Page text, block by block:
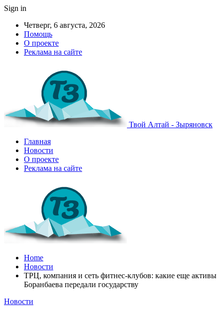
Sign in
Четверг, 6 августа, 2026
Помощь
О проекте
Реклама на сайте
Твой Алтай - Зыряновск
Главная
Новости
О проекте
Реклама на сайте
Home
Новости
ТРЦ, компания и сеть фитнес-клубов: какие еще активы
Боранбаева передали государству
Новости